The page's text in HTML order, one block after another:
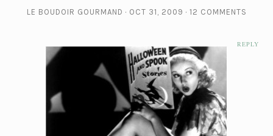
LE BOUDOIR GOURMAND OCT 31, 2009 12 COMMENTS
REPLY